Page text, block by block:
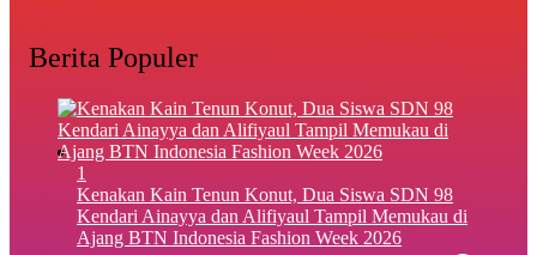
Berita Populer
1
‎Kenakan Kain Tenun Konut, Dua Siswa SDN 98
Kendari Ainayya dan Alifiyaul Tampil Memukau di
Ajang BTN Indonesia Fashion Week 2026